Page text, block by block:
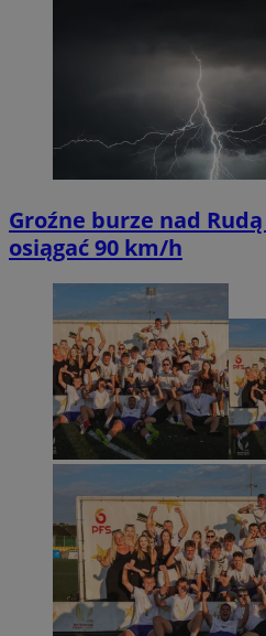
Groźne burze nad
osiągać 90 km/h